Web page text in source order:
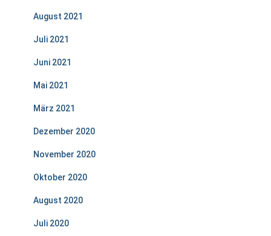
August 2021
Juli 2021
Juni 2021
Mai 2021
März 2021
Dezember 2020
November 2020
Oktober 2020
August 2020
Juli 2020